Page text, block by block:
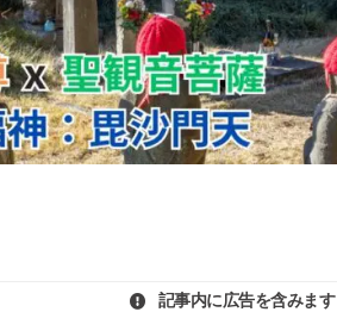
記事内に広告を含みます